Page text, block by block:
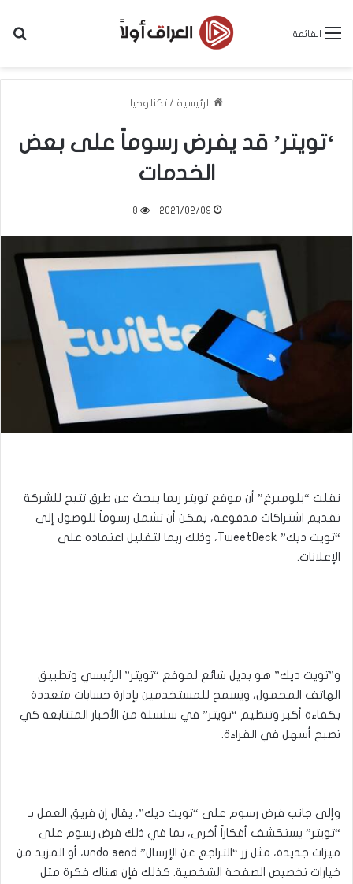
القائمة
الرئيسية / تكنلوجيا
‘تويتر’ قد يفرض رسوماً على بعض
الخدمات
2021/02/09
8
نقلت “بلومبرغ” أن موقع تويتر ربما يبحث عن طرق تتيح للشركة
تقديم اشتراكات مدفوعة، يمكن أن تشمل رسوماً للوصول إلى
“تويت ديك” TweetDeck، وذلك ربما لتقليل اعتماده على
الإعلانات.
و”تويت ديك” هو بديل شائع لموقع “تويتر” الرئيسي وتطبيق
الهاتف المحمول، ويسمح للمستخدمين بإدارة حسابات متعددة
بكفاءة أكبر وتنظيم “تويتر” في سلسلة من الأخبار المتتابعة كي
تصبح أسهل في القراءة.
وإلى جانب فرض رسوم على “تويت ديك”، يقال إن فريق العمل بـ
“تويتر” يستكشف أفكاراً أخرى، بما في ذلك فرض رسوم على
ميزات جديدة، مثل زر “التراجع عن الإرسال” undo send، أو المزيد من
خيارات تخصيص الصفحة الشخصية. كذلك فإن هناك فكرة مثل